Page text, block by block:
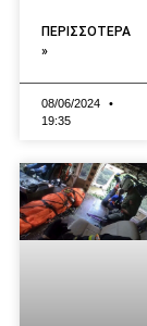
ΠΕΡΙΣΣΟΤΕΡΑ
»
08/06/2024
19:35